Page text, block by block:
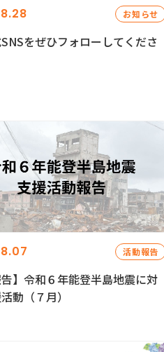
お知らせ
をぜひフォローしてくださ
活動報告
告】令和６年能登半島地震に対
動（７月）